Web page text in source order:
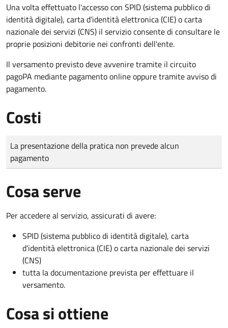
Una volta effettuato l'accesso con SPID (sistema pubblico di
identità digitale), carta d’identità elettronica (CIE) o carta
nazionale dei servizi (CNS) il servizio consente di consultare le
proprie posizioni debitorie nei confronti dell'ente.
Il versamento previsto deve avvenire tramite il circuito
pagoPA mediante pagamento online oppure tramite avviso di
pagamento.
Costi
Tipo di pagamento
Importo
La presentazione della pratica non prevede alcun
pagamento
Cosa serve
Per accedere al servizio, assicurati di avere:
SPID (sistema pubblico di identità digitale), carta
d’identità elettronica (CIE) o carta nazionale dei servizi
(CNS)
tutta la documentazione prevista per effettuare il
versamento.
Cosa si ottiene